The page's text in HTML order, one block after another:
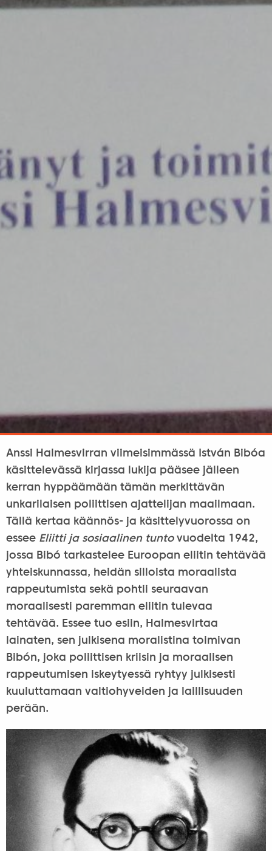
Anssi Halmesvirran viimeisimmässä István Bibóa
käsittelevässä kirjassa lukija pääsee jälleen
kerran hyppäämään tämän merkittävän
unkarilaisen poliittisen ajattelijan maailmaan.
Tällä kertaa käännös- ja käsittelyvuorossa on
essee Eliitti ja sosiaalinen tuntovuodelta 1942,
jossa Bibó tarkastelee Euroopan eliitin tehtävää
yhteiskunnassa, heidän silloista moraalista
rappeutumista sekä pohtii seuraavan
moraalisesti paremman eliitin tulevaa
tehtävää. Essee tuo esiin, Halmesvirtaa
lainaten, sen julkisena moralistina toimivan
Bibón, joka poliittisen kriisin ja moraalisen
rappeutumisen iskeytyessä ryhtyy julkisesti
kuuluttamaan valtiohyveiden ja laillisuuden
perään.